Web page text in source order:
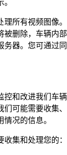
所有视频图像。
被删除，车辆内部
务器。您可通过同
控和改进我们车辆
可能需要收集、
况的信息。
集和处理您的：